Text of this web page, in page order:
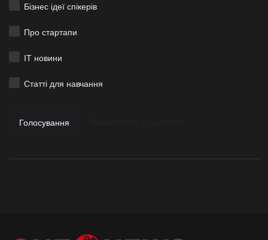
Бізнес ідеї спікерів
Про стартапи
ІТ новини
Статті для навчання
Голосування